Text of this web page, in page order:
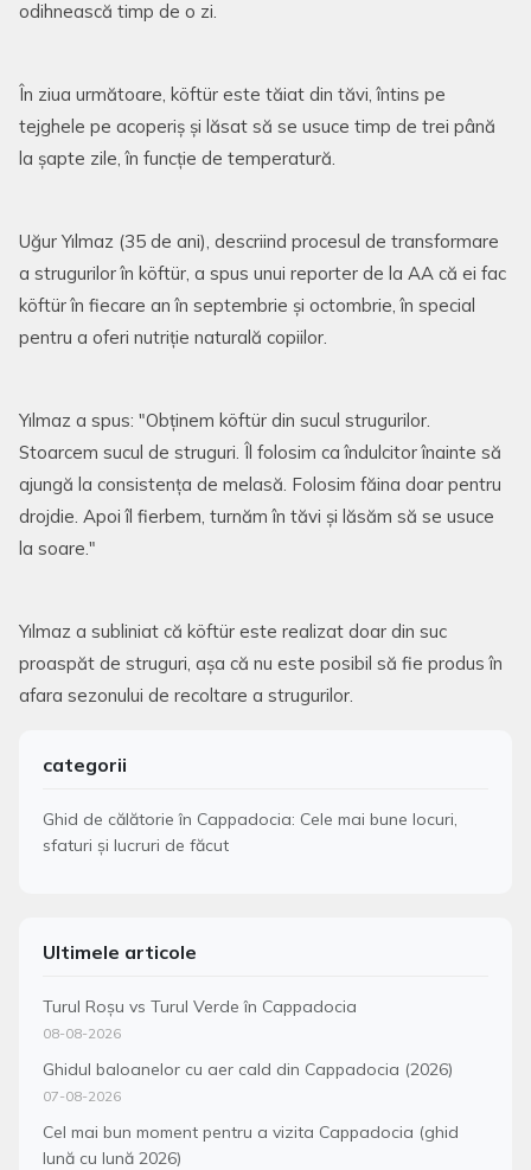
odihnească timp de o zi.
În ziua următoare, köftür este tăiat din tăvi, întins pe
tejghele pe acoperiș și lăsat să se usuce timp de trei până
la șapte zile, în funcție de temperatură.
Uğur Yılmaz (35 de ani), descriind procesul de transformare
a strugurilor în köftür, a spus unui reporter de la AA că ei fac
köftür în fiecare an în septembrie și octombrie, în special
pentru a oferi nutriție naturală copiilor.
Yılmaz a spus: "Obținem köftür din sucul strugurilor.
Stoarcem sucul de struguri. Îl folosim ca îndulcitor înainte să
ajungă la consistența de melasă. Folosim făina doar pentru
drojdie. Apoi îl fierbem, turnăm în tăvi și lăsăm să se usuce
la soare."
Yılmaz a subliniat că köftür este realizat doar din suc
proaspăt de struguri, așa că nu este posibil să fie produs în
afara sezonului de recoltare a strugurilor.
categorii
Ghid de călătorie în Cappadocia: Cele mai bune locuri,
sfaturi și lucruri de făcut
Ultimele articole
Turul Roșu vs Turul Verde în Cappadocia
08-08-2026
Ghidul baloanelor cu aer cald din Cappadocia (2026)
07-08-2026
Cel mai bun moment pentru a vizita Cappadocia (ghid
lună cu lună 2026)